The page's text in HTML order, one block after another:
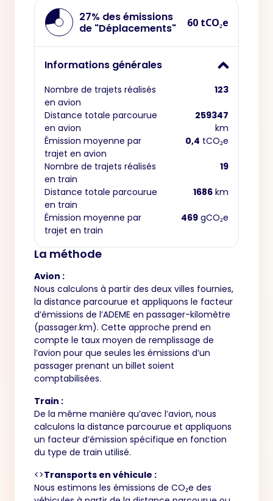
27% des émissions
de "Déplacements"
60 tCO₂e
Informations générales
Nombre de trajets réalisés
en avion
123
Distance totale parcourue
en avion
259347
km
Émission moyenne par
trajet en avion
0,4 tCO₂e
Nombre de trajets réalisés
en train
19
Distance totale parcourue
en train
1686 km
Émission moyenne par
trajet en train
469 gCO₂e
La méthode
Avion :
Nous calculons à partir des deux villes fournies,
la distance parcourue et appliquons le facteur
d’émissions de l’ADEME en passager-kilomètre
(passager.km). Cette approche prend en
compte le taux moyen de remplissage de
l’avion pour que seules les émissions d’un
passager prenant un billet soient
comptabilisées.
Train :
De la même manière qu’avec l’avion, nous
calculons la distance parcourue et appliquons
un facteur d’émission spécifique en fonction
du type de train utilisé.
<>Transports en véhicule :
Nous estimons les émissions de CO₂e des